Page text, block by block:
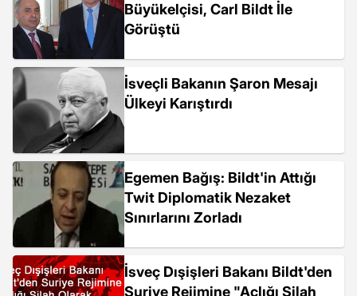
Büyükelçisi, Carl Bildt İle
Görüştü
İsveçli Bakanın Şaron Mesajı
Ülkeyi Karıştırdı
Egemen Bağış: Bildt'in Attığı
Twit Diplomatik Nezaket
Sınırlarını Zorladı
İsveç Dışişleri Bakanı Bildt'den
Suriye Rejimine "Açlığı Silah